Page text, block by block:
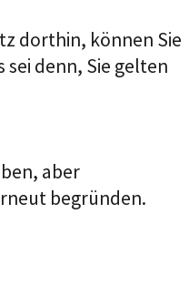
dorthin, können Sie
denn, Sie gelten
aber
begründen.